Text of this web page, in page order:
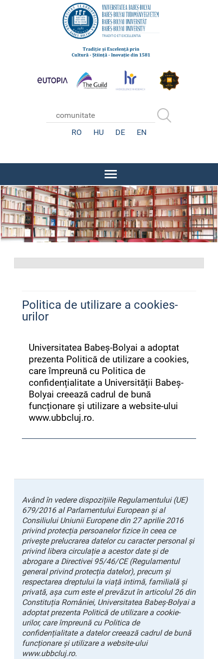
RO HU DE EN
Politica de utilizare a cookies-
urilor
Universitatea Babeș-Bolyai a adoptat
prezenta Politică de utilizare a cookies,
care împreună cu Politica de
confidențialitate a Universității Babeș-
Bolyai creează cadrul de bună
funcționare și utilizare a website-ului
www.ubbcluj.ro.
Având în vedere dispozițiile Regulamentului (UE)
679/2016 al Parlamentului European și al
Consiliului Uniunii Europene din 27 aprilie 2016
privind protecția persoanelor fizice în ceea ce
privește prelucrarea datelor cu caracter personal și
privind libera circulație a acestor date și de
abrogare a Directivei 95/46/CE (Regulamentul
general privind protecția datelor), precum și
respectarea dreptului la viață intimă, familială și
privată, așa cum este el prevăzut în articolul 26 din
Constituția României, Universitatea Babeș-Bolyai a
adoptat prezenta Politică de utilizare a cookie-
urilor, care împreună cu Politica de
confidențialitate a datelor creează cadrul de bună
funcționare și utilizare a website-ului
www.ubbcluj.ro.